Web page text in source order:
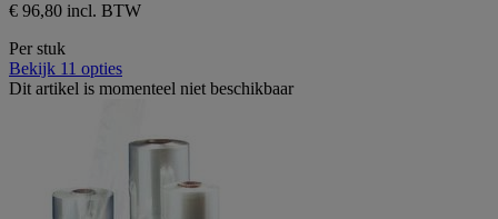
€ 96,80 incl. BTW
Per stuk
Bekijk 11 opties
Dit artikel is momenteel niet beschikbaar